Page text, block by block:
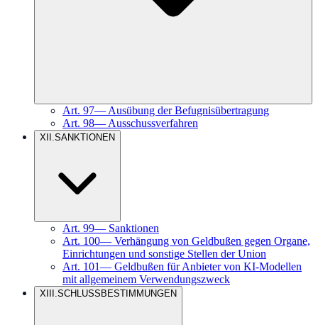
Art. 97— Ausübung der Befugnisübertragung
Art. 98— Ausschussverfahren
XII .SANKTIONEN
Art. 99— Sanktionen
Art. 100— Verhängung von Geldbußen gegen Organe,
Einrichtungen und sonstige Stellen der Union
Art. 101— Geldbußen für Anbieter von KI-Modellen
mit allgemeinem Verwendungszweck
XIII .SCHLUSSBESTIMMUNGEN